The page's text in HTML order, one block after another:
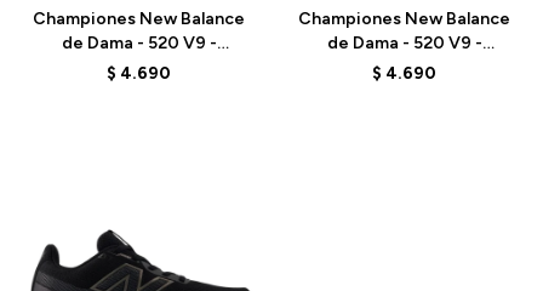
Championes New Balance
de Dama - 520 V9 -
W520CA9 - ELD
$ 4.690
Championes New Balance
de Dama - 520 V9 -
W520CY9 - GREY
$ 4.690